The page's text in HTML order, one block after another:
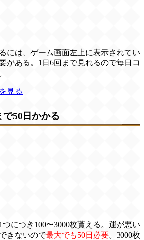
には、ゲーム画面左上に表示されてい
がある。1日6回まで見れるので毎日コ
見る
50日かかる
につき100〜3000枚貰える。運が悪い
きないので最大でも50日必要。3000枚